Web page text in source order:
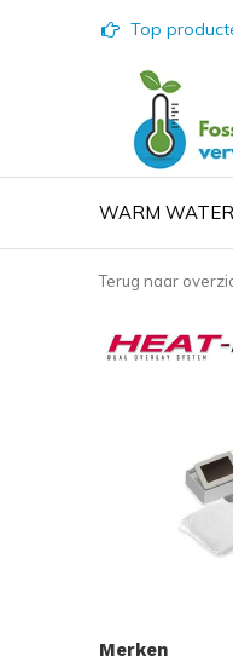
WARM WATER
Top producten
Terug naar
Merken